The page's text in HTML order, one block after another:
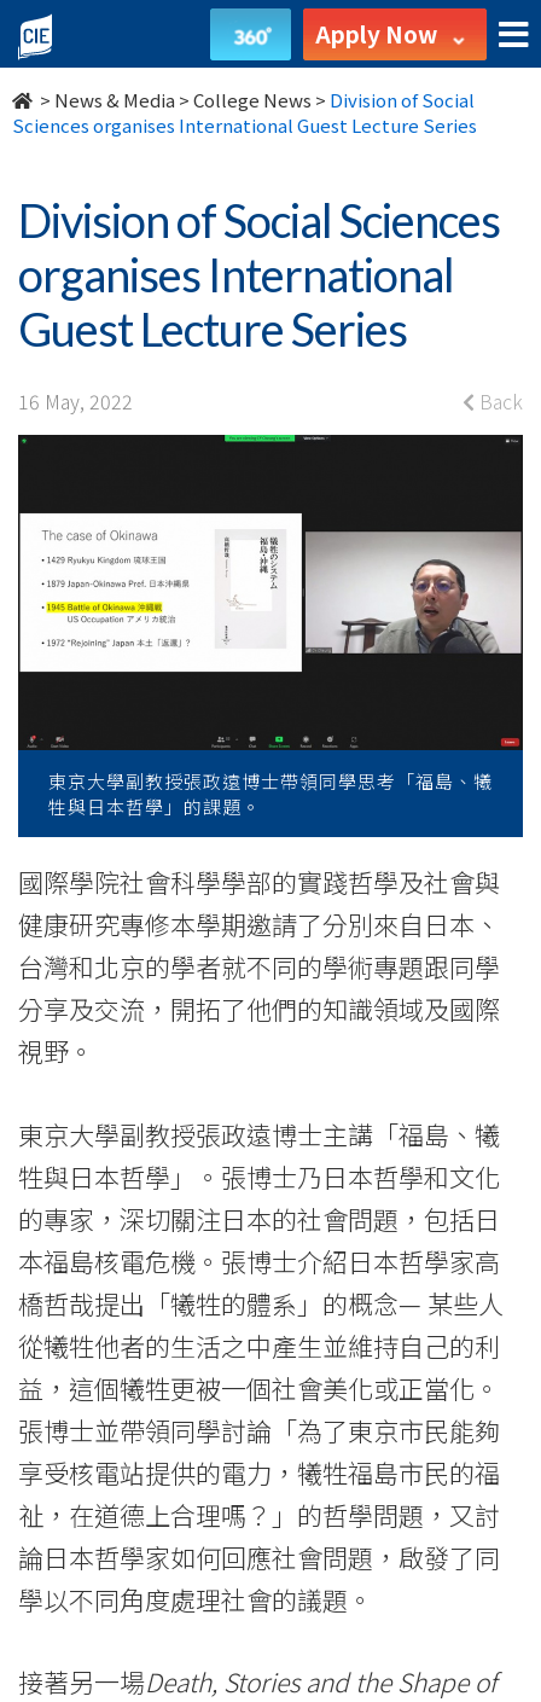
Division
of
Social
organises
International
Guest
Lecture
Series
College
News
of
International
Education
Hong
Kong
Baptist
University
Apply Now
> News & Media >College News > Division of Social
Sciences organises International Guest Lecture Series
Division of Social Sciences
organises International
Guest Lecture Series
16 May, 2022 Back
東京大學副教授張政遠博士帶領同學思考「福島、犧
牲與日本哲學」的課題。
國際學院社會科學學部的實踐哲學及社會與
健康研究專修本學期邀請了分別來自日本、
台灣和北京的學者就不同的學術專題跟同學
分享及交流，開拓了他們的知識領域及國際
視野。
東京大學副教授張政遠博士主講「福島、犧
牲與日本哲學」。張博士乃日本哲學和文化
的專家，深切關注日本的社會問題，包括日
本福島核電危機。張博士介紹日本哲學家高
橋哲哉提出「犧牲的體系」的概念— 某些人
從犧牲他者的生活之中產生並維持自己的利
益，這個犧牲更被一個社會美化或正當化。
張博士並帶領同學討論「為了東京市民能夠
享受核電站提供的電力，犧牲福島市民的福
祉，在道德上合理嗎？」的哲學問題，又討
論日本哲學家如何回應社會問題，啟發了同
學以不同角度處理社會的議題。
接著另一場Death, Stories and the Shape of